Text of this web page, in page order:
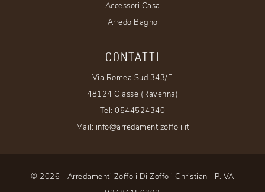
Accessori Casa
Arredo Bagno
CONTATTI
Via Romea Sud 343/E
48124 Classe (Ravenna)
Tel:0544524340
Mail: info@arredamentizoffoli.it
© 2026 - Arredamenti Zoffoli Di Zoffoli Christian - P.IVA